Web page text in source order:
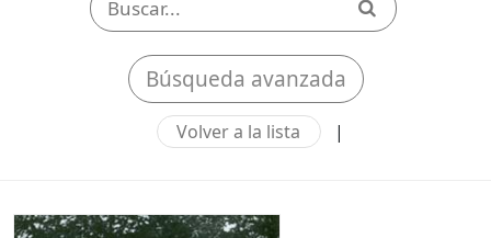
Búsqueda avanzada
Volver a la lista |